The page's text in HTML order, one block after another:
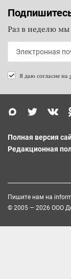
Раз в неделю
Я даю согласие на
Полная версия
Редакционная
Пишите нам на
© 2005 — 2026 ООО